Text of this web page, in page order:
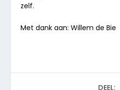
zelf.
Met dank aan: Willem de Bie
DEEL: